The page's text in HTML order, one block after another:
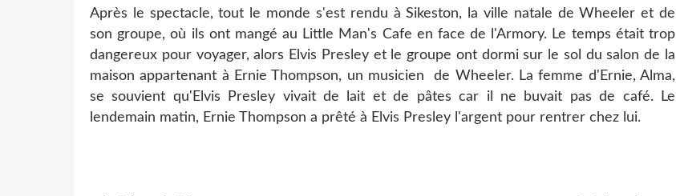
Après le spectacle, tout le monde s'est rendu à Sikeston, la ville natale de Wheeler et de
son groupe, où ils ont mangé au Little Man's Cafe en face de l'Armory. Le temps était trop
dangereux pour voyager, alors Elvis Presley et le groupe ont dormi sur le sol du salon de la
maison appartenant à Ernie Thompson, un musicien de Wheeler. La femme d'Ernie, Alma,
se souvient qu'Elvis Presley vivait de lait et de pâtes car il ne buvait pas de café. Le
lendemain matin, Ernie Thompson a prêté à Elvis Presley l'argent pour rentrer chez lui.